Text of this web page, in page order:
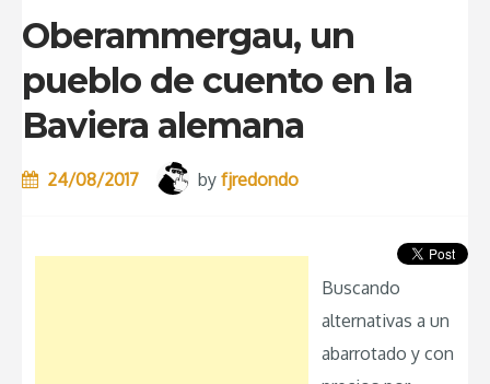
los
Oberammergau, un
pueblo de cuento en la
Baviera alemana
24/08/2017 by fjredondo
Buscando
alternativas a un
abarrotado y con